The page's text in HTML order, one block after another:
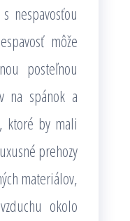
nespavosťou
môže
posteľnou
na spánok a
ktoré by mali
prehozy
materiálov,
okolo